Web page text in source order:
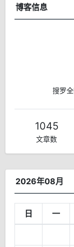
博客信息
搜罗
1045
文章数
2026年08月
日 一